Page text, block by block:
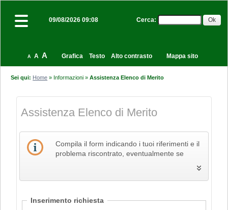
09/08/2026 09:08 Cerca:
A A A Grafica Testo Alto contrasto Mappa sito
Sei qui: Home » Informazioni »Assistenza Elenco di Merito
Assistenza Elenco di Merito
Compila il form indicando i tuoi riferimenti e il
problema riscontrato, eventualmente se
Inserimento richiesta